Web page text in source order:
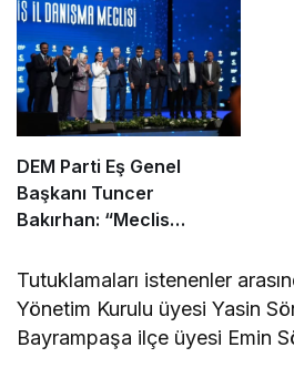
DEM Parti Eş Genel
Başkanı Tuncer
Bakırhan: “Meclis
yasa çıkarılmalıdır”
Tutuklamaları istenenler
Yönetim Kurulu üyesi Yasin
Bayrampaşa ilçe üyesi Emin